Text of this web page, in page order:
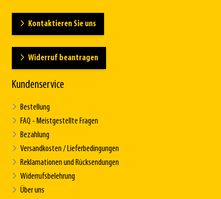
Kontaktieren Sie uns
Widerruf beantragen
Kundenservice
Bestellung
FAQ - Meistgestellte Fragen
Bezahlung
Versandkosten / Lieferbedingungen
Reklamationen und Rücksendungen
Widerrufsbelehrung
Über uns